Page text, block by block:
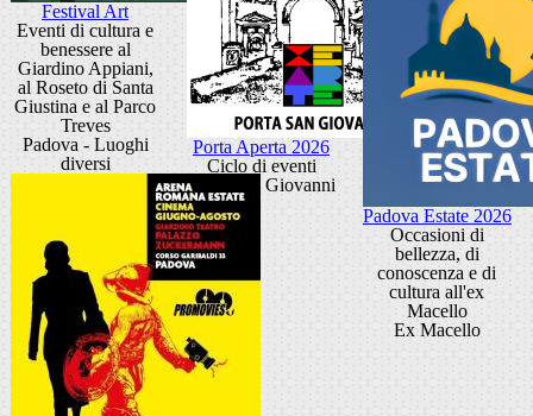
Festival Art
Eventi di cultura e
benessere al
Giardino Appiani,
al Roseto di Santa
Giustina e al Parco
Treves
Padova - Luoghi
diversi
Porta Aperta 2026
Ciclo di eventi
Porta San Giovanni
Padova Estate 2026
Occasioni di
bellezza, di
conoscenza e di
cultura all'ex
Macello
Ex Macello